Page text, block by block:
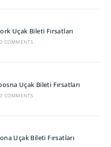
Uçak Bileti Fırsatları
0 COMMENTS
Uçak Bileti Fırsatları
0 COMMENTS
Uçak Bileti Fırsatları